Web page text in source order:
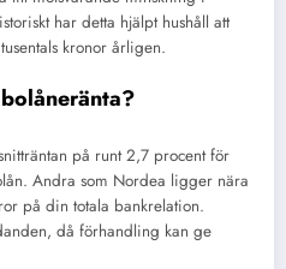
har detta hjälpt hushåll att
kronor årligen.
på runt 2,7 procent för
Andra som Nordea ligger nära
på din totala bankrelation.
då förhandling kan ge